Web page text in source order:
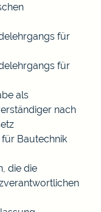
für
für
als
nach
Bautechnik
die die